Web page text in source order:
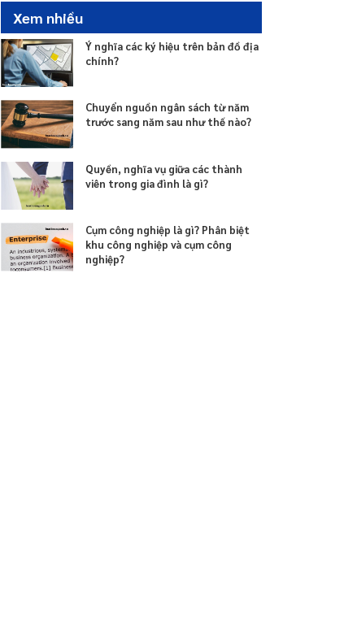
Xem nhiều
Ý nghĩa các ký hiệu trên bản đồ địa
chính?
Chuyển nguồn ngân sách từ năm
trước sang năm sau như thế nào?
Quyền, nghĩa vụ giữa các thành
viên trong gia đình là gì?
Cụm công nghiệp là gì? Phân biệt
khu công nghiệp và cụm công
nghiệp?